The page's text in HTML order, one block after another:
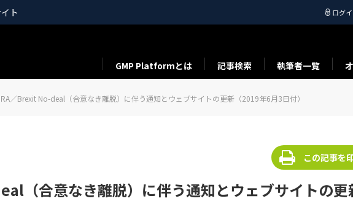
ト ログ
GMP Platformとは 記事検索 執筆者一覧
／Brexit No-deal（合意なき離脱）に伴う通知とウェブサイトの更新（2019年6月3日付）
（合意なき離脱）に伴う通知とウェブサイトの更
この記事を